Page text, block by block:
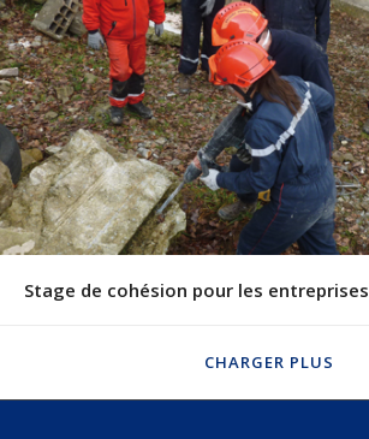
Stage de cohésion pour les entreprises
CHARGER PLUS